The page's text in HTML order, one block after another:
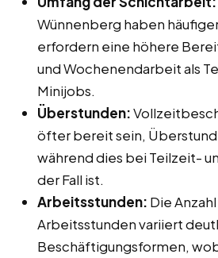
Wünnenberg haben
erfordern eine höhere
und Wochenendarbeit als
Minijobs.
Überstunden:
öfter bereit sein,
während dies bei Teilzeit-
der Fall ist.
Arbeitsstunden: Die
Arbeitsstunden variiert
Beschäftigungsformen,